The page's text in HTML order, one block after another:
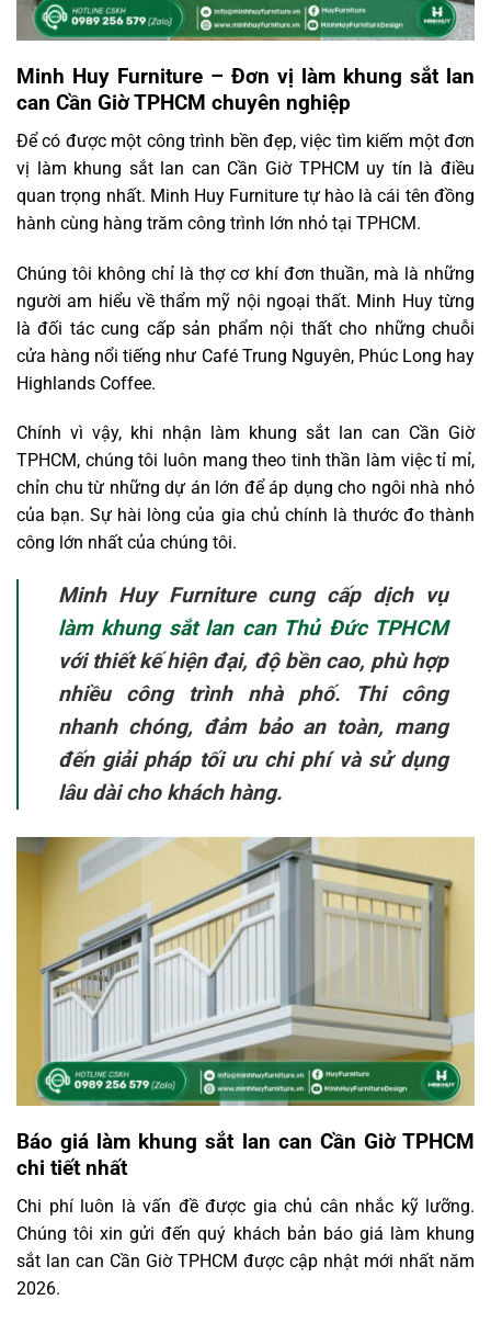
Minh Huy Furniture – Đơn vị làm khung sắt lan
can Cần Giờ TPHCM chuyên nghiệp
Để có được một công trình bền đẹp, việc tìm kiếm một đơn
vị làm khung sắt lan can Cần Giờ TPHCM uy tín là điều
quan trọng nhất. Minh Huy Furniture tự hào là cái tên đồng
hành cùng hàng trăm công trình lớn nhỏ tại TPHCM.
Chúng tôi không chỉ là thợ cơ khí đơn thuần, mà là những
người am hiểu về thẩm mỹ nội ngoại thất. Minh Huy từng
là đối tác cung cấp sản phẩm nội thất cho những chuỗi
cửa hàng nổi tiếng như Café Trung Nguyên, Phúc Long hay
Highlands Coffee.
Chính vì vậy, khi nhận làm khung sắt lan can Cần Giờ
TPHCM, chúng tôi luôn mang theo tinh thần làm việc tỉ mỉ,
chỉn chu từ những dự án lớn để áp dụng cho ngôi nhà nhỏ
của bạn. Sự hài lòng của gia chủ chính là thước đo thành
công lớn nhất của chúng tôi.
Minh Huy Furniture cung cấp dịch vụ
làm khung sắt lan can Thủ Đức TPHCM
với thiết kế hiện đại, độ bền cao, phù hợp
nhiều công trình nhà phố. Thi công
nhanh chóng, đảm bảo an toàn, mang
đến giải pháp tối ưu chi phí và sử dụng
lâu dài cho khách hàng.
Báo giá làm khung sắt lan can Cần Giờ TPHCM
chi tiết nhất
Chi phí luôn là vấn đề được gia chủ cân nhắc kỹ lưỡng.
Chúng tôi xin gửi đến quý khách bản báo giá làm khung
sắt lan can Cần Giờ TPHCM được cập nhật mới nhất năm
2026.